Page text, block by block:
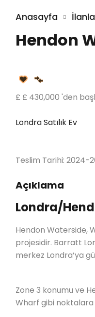
Anasayfa
Hendon
£ £ 430,000 'den
Londra Satılık Ev
Teslim Tarihi: 2024-
Açıklama
Londra/
Hendon Waterside,
projesidir. Barratt
merkez Londra’ya
Zone 3 konumu ve
Wharf gibi noktalara